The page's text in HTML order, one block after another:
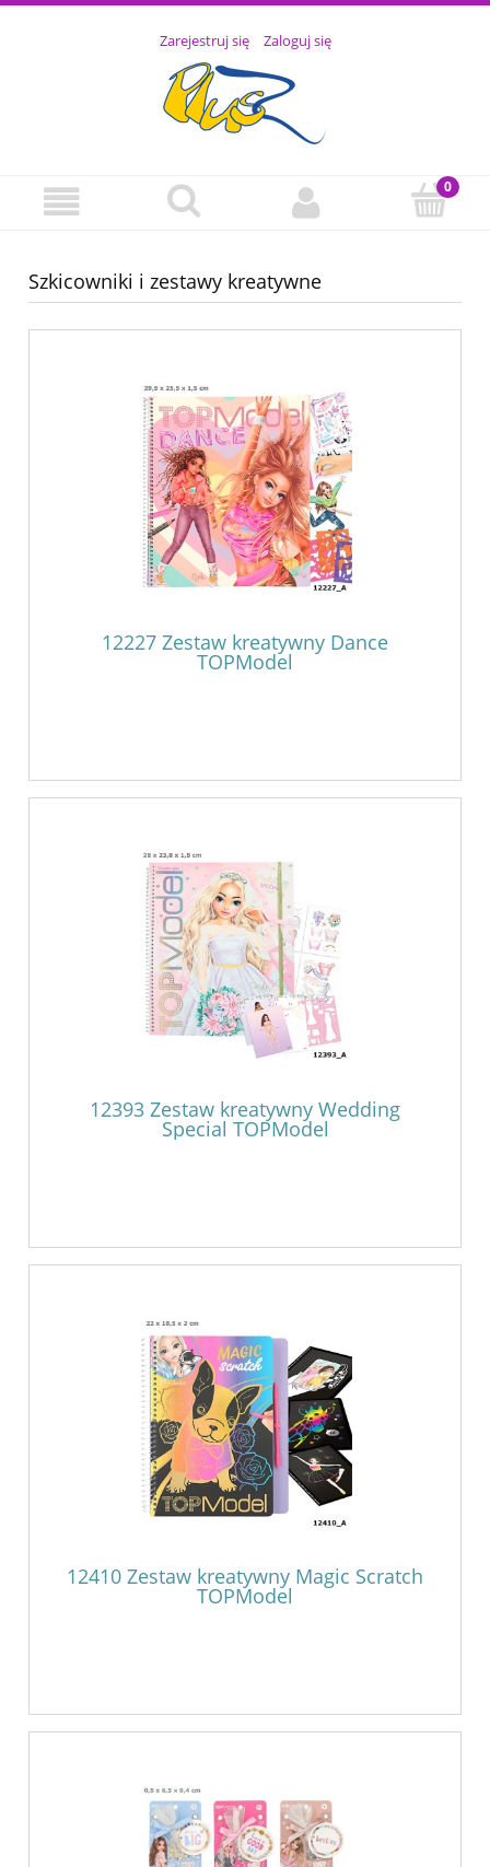
Zarejestruj się Zaloguj się
Szkicowniki i zestawy kreatywne
12227 Zestaw kreatywny Dance
TOPModel
12393 Zestaw kreatywny Wedding
Special TOPModel
12410 Zestaw kreatywny Magic Scratch
TOPModel